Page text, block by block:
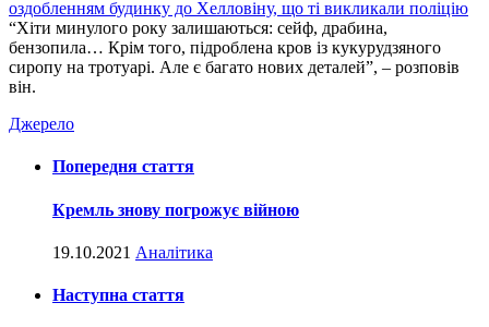
“Хіти минулого року залишаються: сейф, драбина,
бензопила… Крім того, підроблена кров із кукурудзяного
сиропу на тротуарі. Але є багато нових деталей”, – розповів
він.
Джерело
Попередня стаття
Кремль знову погрожує війною
19.10.2021 Аналітика
Наступна стаття